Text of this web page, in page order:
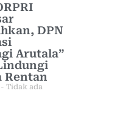
DPN
Arutala”
Rentan
Tidak ada